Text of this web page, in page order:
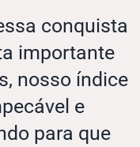
conquista
importante
nosso índice
e
para que